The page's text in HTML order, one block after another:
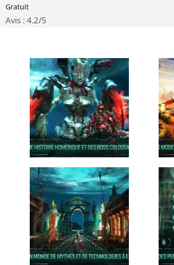
Gratuit
Avis : 4.2/5